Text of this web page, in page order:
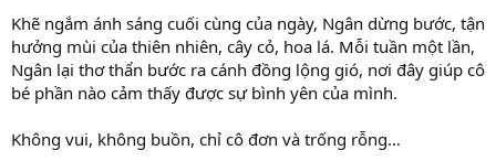
Khẽ ngắm ánh sáng cuối cùng của ngày, Ngân dừng bước, tận
hưởng mùi của thiên nhiên, cây cỏ, hoa lá. Mỗi tuần một lần,
Ngân lại thơ thẩn bước ra cánh đồng lộng gió, nơi đây giúp cô
bé phần nào cảm thấy được sự bình yên của mình.
Không vui, không buồn, chỉ cô đơn và trống rỗng…